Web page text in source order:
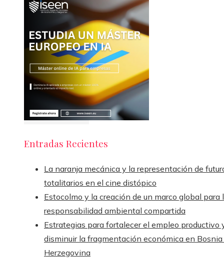
Entradas Recientes
La naranja mecánica y la representación de
totalitarios en el cine distópico
Estocolmo y la creación de un marco global para
responsabilidad ambiental compartida
Estrategias para fortalecer el empleo productivo
disminuir la fragmentación económica en
Herzegovina